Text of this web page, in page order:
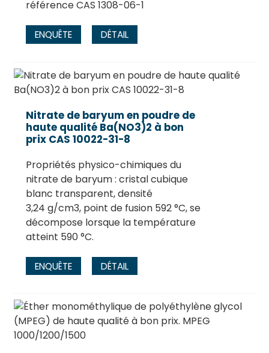
référence CAS 1308-06-1
ENQUÊTE DÉTAIL
Nitrate de baryum en poudre de
haute qualité Ba(NO3)2 à bon
prix CAS 10022-31-8
Propriétés physico-chimiques du
nitrate de baryum : cristal cubique
blanc transparent, densité
3,24 g/cm3, point de fusion 592 °C, se
décompose lorsque la température
atteint 590 °C.
ENQUÊTE DÉTAIL